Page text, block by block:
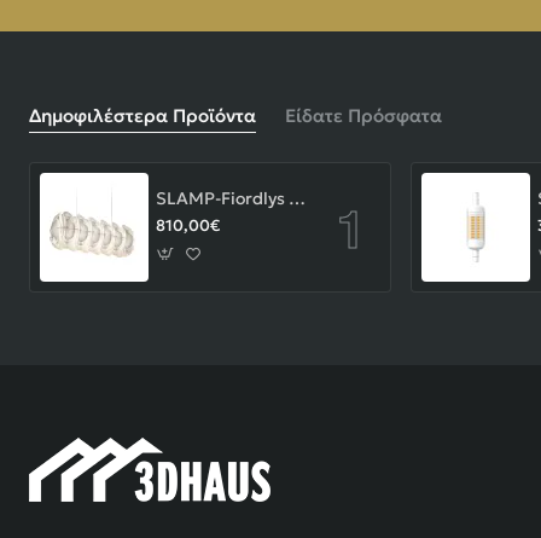
Δημοφιλέστερα Προϊόντα Είδατε Πρόσφατα
SLAMP-Fiordlys Linear Φωτιστικό Κρεμαστό 90x26x33cm White ΚΩΔ.-FRDSXXLWHT01T00LINEU
810,00€